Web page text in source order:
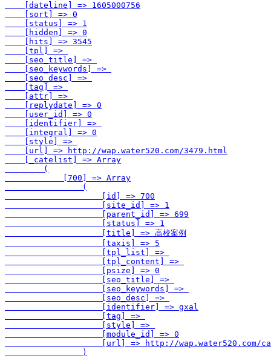
    [dateline] => 1605000756
    [sort] => 0
    [status] => 1
    [hidden] => 0
    [hits] => 3545
    [tpl] =>
    [seo_title] =>
    [seo_keywords] =>
    [seo_desc] =>
    [tag] =>
    [attr] =>
    [replydate] => 0
    [user_id] => 0
    [identifier] =>
    [integral] => 0
    [style] =>
    [url] => http://wap.water520.com/3479.html
    [_catelist] => Array
        (
            [700] => Array
                (
                    [id] => 700
                    [site_id] => 1
                    [parent_id] => 699
                    [status] => 1
                    [title] => 高校案例
                    [taxis] => 5
                    [tpl_list] =>
                    [tpl_content] =>
                    [psize] => 0
                    [seo_title] =>
                    [seo_keywords] =>
                    [seo_desc] =>
                    [identifier] => gxal
                    [tag] =>
                    [style] =>
                    [module_id] => 0
[url] => http://wap.water520.com/
                )